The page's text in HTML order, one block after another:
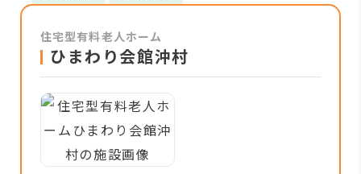
住宅型有料老人ホーム
ひまわり会館沖村